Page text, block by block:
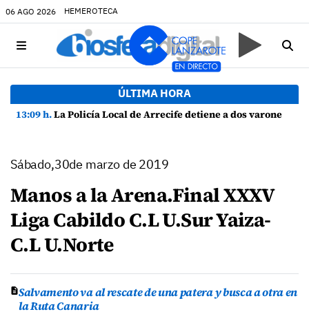
06 AGO 2026 HEMEROTECA
ÚLTIMA HORA
13:09 h.La Policía Local de Arrecife detiene a dos varones por altercado y amenazas con arma blanca
Sábado,30de marzo de 2019
Manos a la Arena.Final XXXV
Liga Cabildo C.L U.Sur Yaiza-
C.L U.Norte
Salvamento va al rescate de una patera y busca a otra en
la Ruta Canaria